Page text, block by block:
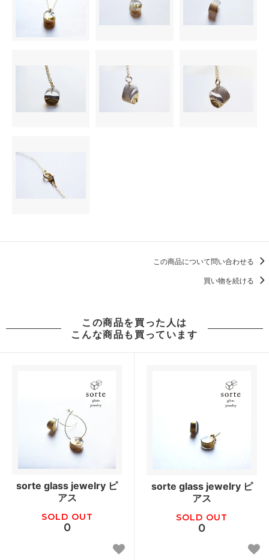
この商品について問い合わせる
買い物を続ける
この商品を買った人は
こんな商品も買っています
sorte glass jewelry ピ
アス
SOLD OUT
0
sorte glass jewelry ピ
アス
SOLD OUT
0